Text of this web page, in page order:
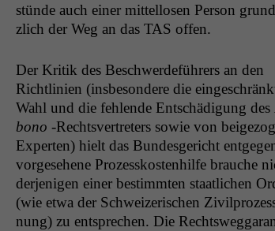
stünde auch ein­er mit­tel­losen Per­son
zlich der Weg an das TAS offen.
Der Kri­tik des Beschw­erde­führers an den
Richtlin­ien (ins­beson­dere die
Wahl und die fehlende Entschädi­gung des
bono ‑Rechtsvertreters sowie von
Experten) hielt das Bun­des­gericht
vorge­se­hene Prozesskosten­hil­fe brauche
der­jeni­gen ein­er bes­timmten staatlichen
(wie etwa der Schweiz­erischen
nung) zu entsprechen. Die